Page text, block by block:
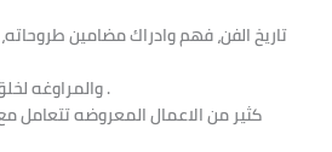
تاريخ الفن، فهم وادراك مضامين
والمراوغه لخلق واقع بصري متجدد ومقنع .
كثير من الاعمال المعروضه تتعامل